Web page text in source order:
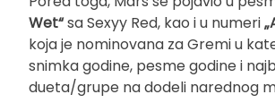
Wet“sa Sexyy Red, kao i u numeri
koja je nominovana za Gremi u
snimka godine, pesme godine i
dueta/grupe na dodeli narednog